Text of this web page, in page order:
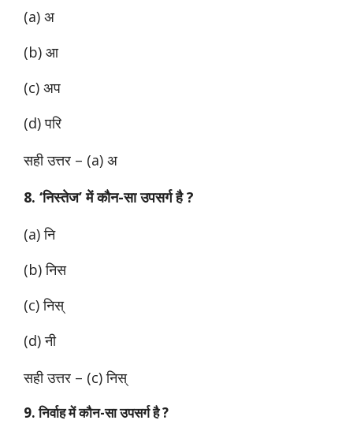
(a) अ
(b) आ
(c) अप
(d) परि
सही उत्तर – (a) अ
8. ‘निस्तेज’ में कौन-सा उपसर्ग है ?
(a) नि
(b) निस
(c) निस्
(d) नी
सही उत्तर – (c) निस्
9. निर्वाह में कौन-सा उपसर्ग है ?